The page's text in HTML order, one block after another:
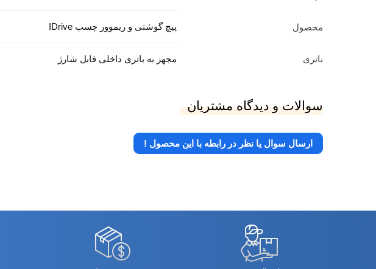
محصول پیچ گوشتی و ریموور چسب IDrive
باتری مجهز به باتری داخلی قابل شارژ
سوالات و دیدگاه مشتریان
ارسال سوال یا نظر در رابطه با این محصول !